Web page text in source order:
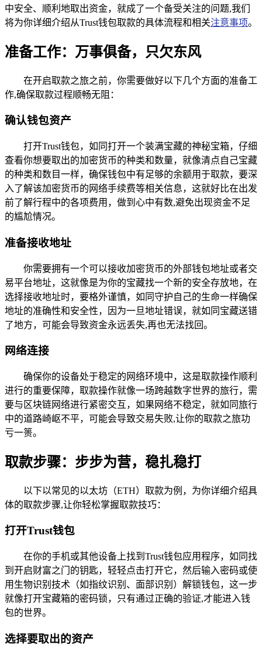
中安全、顺利地取出资金，就成了一个备受关注的问题,我们
将为你详细介绍从Trust钱包取款的具体流程和相关注意事项。
准备工作：万事俱备，只欠东风
在开启取款之旅之前，你需要做好以下几个方面的准备工
作,确保取款过程顺畅无阻：
确认钱包资产
打开Trust钱包，如同打开一个装满宝藏的神秘宝箱，仔细
查看你想要取出的加密货币的种类和数量，就像清点自己宝藏
的种类和数目一样，确保钱包中有足够的余额用于取款，要深
入了解该加密货币的网络手续费等相关信息，这就好比在出发
前了解行程中的各项费用，做到心中有数,避免出现资金不足
的尴尬情况。
准备接收地址
你需要拥有一个可以接收加密货币的外部钱包地址或者交
易平台地址，这就像是为你的宝藏找一个新的安全存放地，在
选择接收地址时，要格外谨慎，如同守护自己的生命一样确保
地址的准确性和安全性，因为一旦地址错误，就如同宝藏送错
了地方，可能会导致资金永远丢失,再也无法找回。
网络连接
确保你的设备处于稳定的网络环境中，这是取款操作顺利
进行的重要保障，取款操作就像一场跨越数字世界的旅行，需
要与区块链网络进行紧密交互，如果网络不稳定，就如同旅行
中的道路崎岖不平，可能会导致交易失败,让你的取款之旅功
亏一篑。
取款步骤：步步为营，稳扎稳打
以下以常见的以太坊（ETH）取款为例，为你详细介绍具
体的取款步骤,让你轻松掌握取款技巧：
打开Trust钱包
在你的手机或其他设备上找到Trust钱包应用程序，如同找
到开启财富之门的钥匙，轻轻点击打开它，然后输入密码或使
用生物识别技术（如指纹识别、面部识别）解锁钱包，这一步
就像打开宝藏箱的密码锁，只有通过正确的验证,才能进入钱
包的世界。
选择要取出的资产